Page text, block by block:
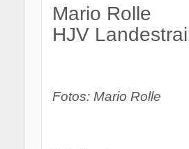
Mario Rolle
HJV
Fotos: Mario Rolle